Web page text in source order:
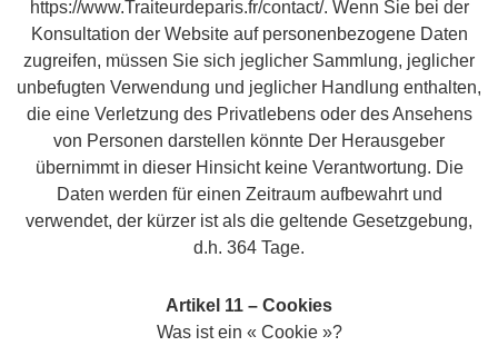
https://www.Traiteurdeparis.fr/contact/. Wenn Sie bei der
Konsultation der Website auf personenbezogene Daten
zugreifen, müssen Sie sich jeglicher Sammlung, jeglicher
unbefugten Verwendung und jeglicher Handlung enthalten,
die eine Verletzung des Privatlebens oder des Ansehens
von Personen darstellen könnte Der Herausgeber
übernimmt in dieser Hinsicht keine Verantwortung. Die
Daten werden für einen Zeitraum aufbewahrt und
verwendet, der kürzer ist als die geltende Gesetzgebung,
d.h. 364 Tage.
Artikel 11 – Cookies
Was ist ein « Cookie »?